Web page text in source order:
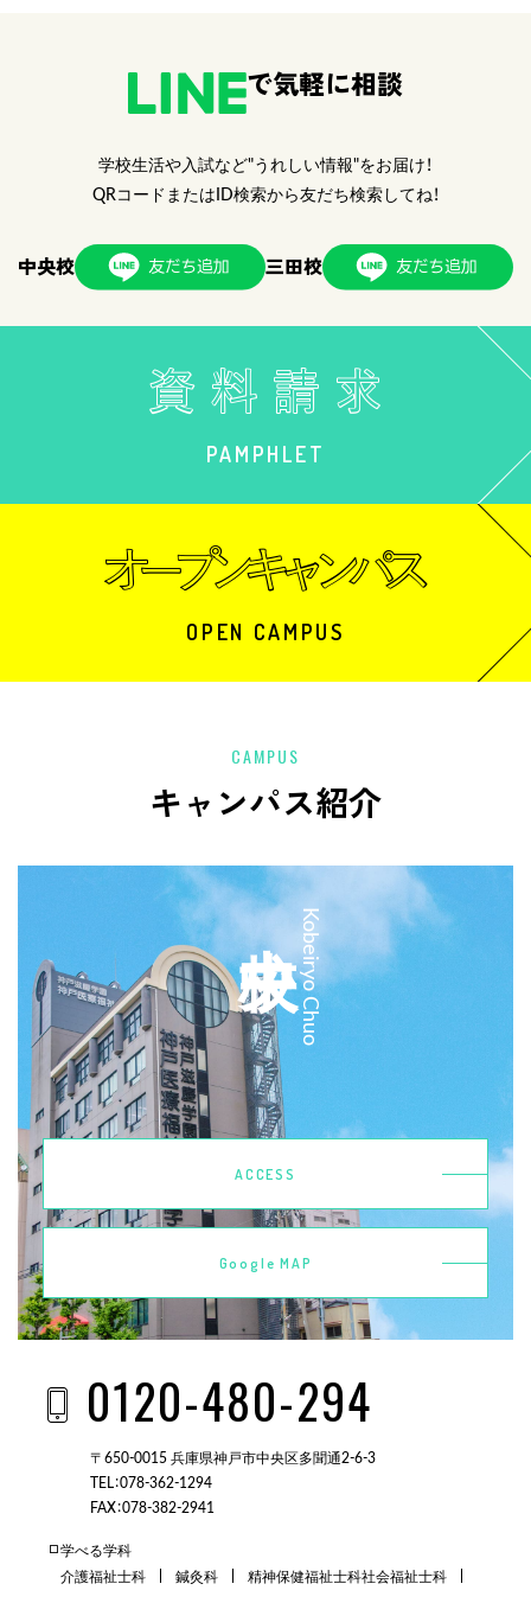
で気軽に相談
学校生活や入試など"うれしい情報"をお届け！
QRコードまたはID検索から友だち検索してね！
中央校 三田校
PAMPHLET
OPEN CAMPUS
CAMPUS
キャンパス紹介
Kobeiryo Chuo
ACCESS
Google MAP
0120-480-294
〒650-0015 兵庫県神戸市中央区多聞通2-6-3
TEL：078-362-1294
FAX：078-382-2941
学べる学科
介護福祉士科
鍼灸科 精神保健福祉士科社会福祉士科